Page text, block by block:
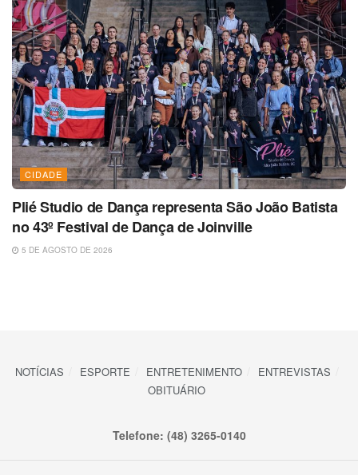
CIDADE
Plié Studio de Dança representa São João Batista
no 43º Festival de Dança de Joinville
5 DE AGOSTO DE 2026
NOTÍCIAS ESPORTE ENTRETENIMENTO
ENTREVISTAS
OBITUÁRIO
Telefone: (48) 3265-0140